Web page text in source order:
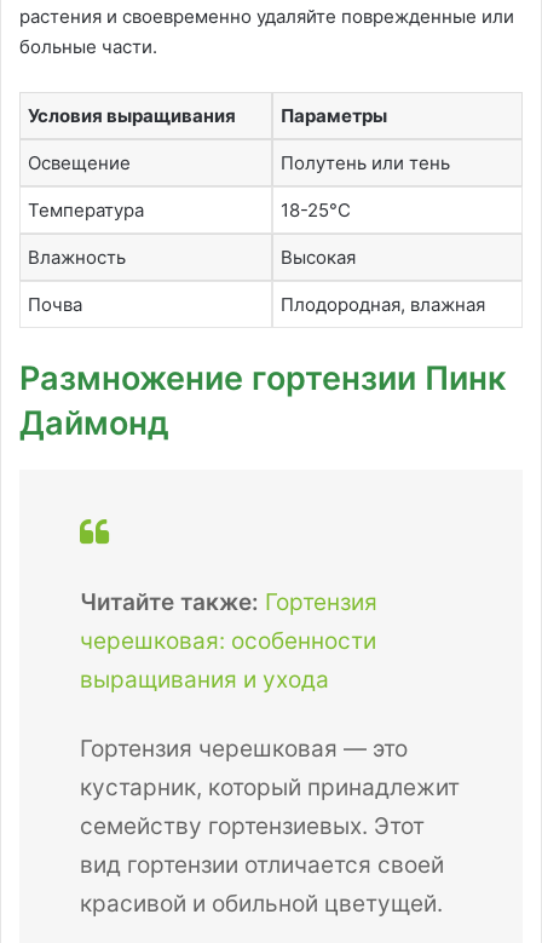
растения и своевременно удаляйте поврежденные или
больные части.
Условия выращивания Параметры
Освещение Полутень или тень
Температура 18-25°C
Влажность Высокая
Почва Плодородная, влажная
Размножение гортензии Пинк
Даймонд
Читайте также: Гортензия
черешковая: особенности
выращивания и ухода
Гортензия черешковая — это
кустарник, который принадлежит
семейству гортензиевых. Этот
вид гортензии отличается своей
красивой и обильной цветущей.